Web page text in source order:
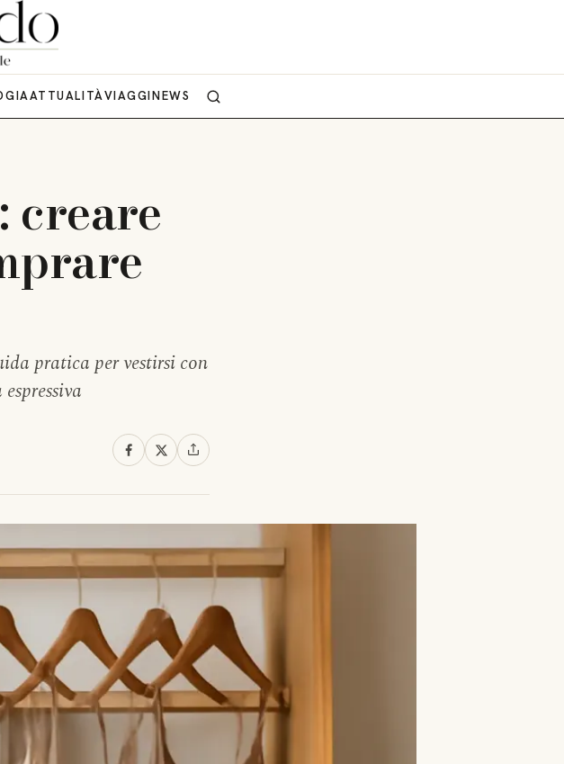
ATTUALITÀVIAGGINEWS
creare
pratica per vestirsi con